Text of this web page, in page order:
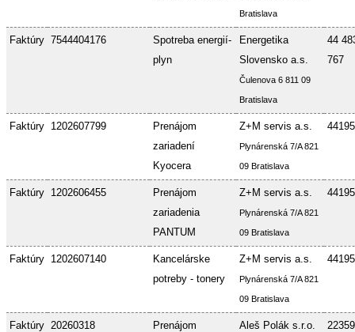
Bratislava
Faktúry 7544404176
Spotreba energií-
plyn
Energetika
Slovensko a.s.
Čulenova 6 811 09
Bratislava
44
767
Faktúry 1202607799
Prenájom
zariadení
Kyocera
Z+M servis a.s.
Plynárenská 7/A 821
09 Bratislava
Faktúry 1202606455
Prenájom
zariadenia
PANTUM
Z+M servis a.s.
Plynárenská 7/A 821
09 Bratislava
Faktúry 1202607140
Kancelárske
potreby - tonery
Z+M servis a.s.
Plynárenská 7/A 821
09 Bratislava
Faktúry 20260318
Prenájom
Aleš Polák s.r.o.